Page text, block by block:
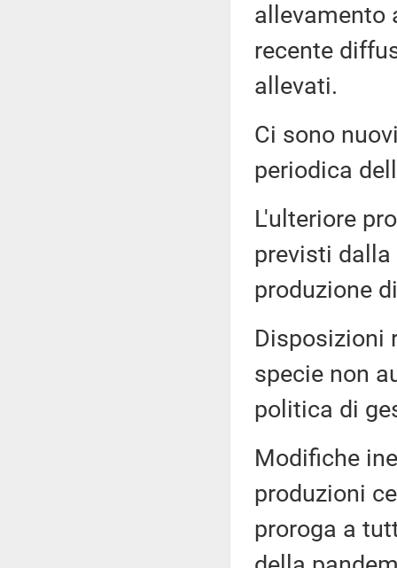
allevamento
recente
allevati.
Ci sono
periodica
L'ulteriore
previsti
produzione
Disposizioni
specie non
politica di
Modifiche
produzioni
proroga a